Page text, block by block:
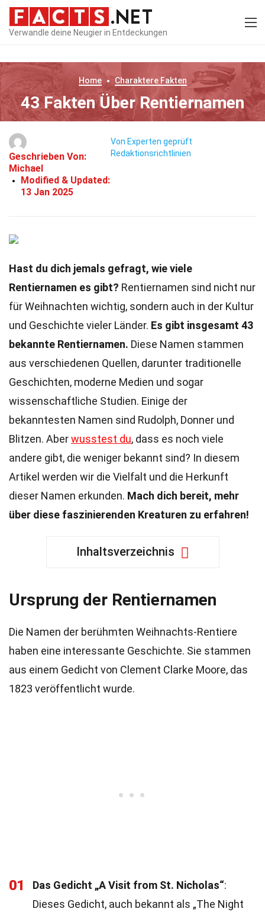
Verwandle deine Neugier in Entdeckungen
Home CharaktereFakten
43 Fakten Über Rentiernamen
Geschrieben Von:
Michael
Modified & Updated:
13 Jan 2025
Von Experten geprüft
Redaktionsrichtlinien
Hast du dich jemals gefragt, wie viele
Rentiernamen es gibt? Rentiernamen sind nicht nur
für Weihnachten wichtig, sondern auch in der Kultur
und Geschichte vieler Länder. Es gibt insgesamt 43
bekannte Rentiernamen. Diese Namen stammen
aus verschiedenen Quellen, darunter traditionelle
Geschichten, moderne Medien und sogar
wissenschaftliche Studien. Einige der
bekanntesten Namen sind Rudolph, Donner und
Blitzen. Aberwusstest du, dass es noch viele
andere gibt, die weniger bekannt sind? In diesem
Artikel werden wir die Vielfalt und die Herkunft
dieser Namen erkunden. Mach dich bereit, mehr
über diese faszinierenden Kreaturen zu erfahren!
Inhaltsverzeichnis
Ursprung der Rentiernamen
Die Namen der berühmten Weihnachts-Rentiere
haben eine interessante Geschichte. Sie stammen
aus einem Gedicht von Clement Clarke Moore, das
1823 veröffentlicht wurde.
01 Das Gedicht „A Visit from St. Nicholas“:
Dieses Gedicht, auch bekannt als „The Night